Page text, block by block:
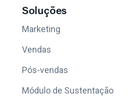
Soluções
Marketing
Vendas
Pós-vendas
Módulo de Sustentação